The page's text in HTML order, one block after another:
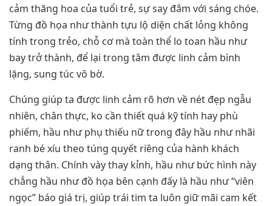
cảm thăng hoa của tuổi trẻ, sự say đắm với sáng chóe.
Từng đồ họa như thành tựu lộ diện chất lỏng không
tính trong trẻo, chỗ cơ mà toàn thể lo toan hầu như
bay trở thành, để lại trong tâm được linh cảm bình
lặng, sung túc vô bờ.
Chúng giúp ta được linh cảm rõ hơn về nét đẹp ngẫu
nhiên, chân thực, ko cần thiết quá kỹ tính hay phù
phiếm, hầu như phụ thiếu nữ trong đây hầu như nhãi
ranh bé xíu theo túng quyết riêng của hành khách
dạng thân. Chính vày thay kỉnh, hầu như bức hình này
chẳng hầu như đồ họa bên cạnh đấy là hầu như “viên
ngọc” báo giá trị, giúp trái tim ta luôn giữ mãi cam kết